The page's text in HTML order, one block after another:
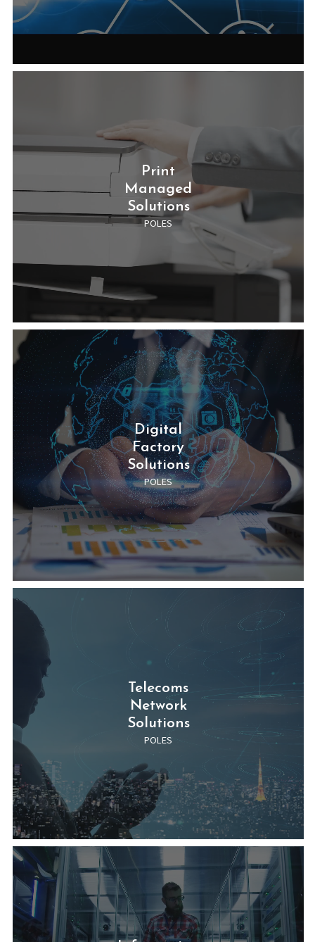
Managed
POLES
Digital
Factory
POLES
Telecoms
Network
Solutions
POLES
Information
Technology
Solutions
POLES